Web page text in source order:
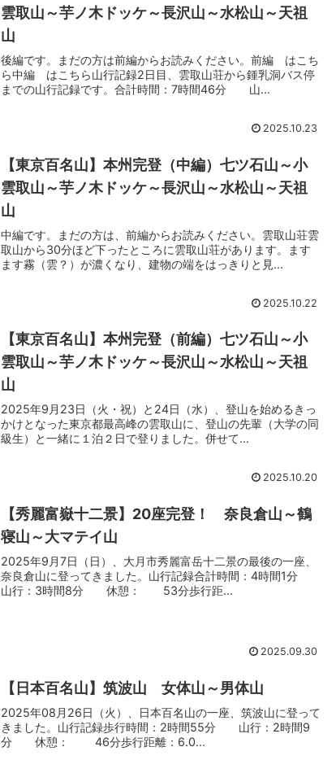
雲取山～芋ノ木ドッケ～長沢山～水松山～天祖
山
後編です。まだの方は前編からお読みください。前編 はこち
ら中編 はこちら山行記録2日目、雲取山荘から鍾乳洞バス停
までの山行記録です。合計時間：7時間46分 山...
2025.10.23
【東京百名山】本州完登（中編）七ツ石山～小
雲取山～芋ノ木ドッケ～長沢山～水松山～天祖
山
中編です。まだの方は、前編からお読みください。雲取山荘雲
取山から30分ほど下ったところに雲取山荘があります。ます
ます霧（雲？）が濃くなり、建物の端をはっきりと見...
2025.10.22
【東京百名山】本州完登（前編）七ツ石山～小
雲取山～芋ノ木ドッケ～長沢山～水松山～天祖
山
2025年9月23日（火・祝）と24日（水）、登山を始めるきっ
かけとなった東京都最高峰の雲取山に、登山の先輩（大学の同
級生）と一緒に１泊２日で登りました。併せて...
2025.10.20
【秀麗富嶽十二景】20座完登！ 奈良倉山～鶴
寝山～大マテイ山
2025年9月7日（日）、大月市秀麗富岳十二景の最後の一座、
奈良倉山に登ってきました。山行記録合計時間：4時間1分
山行：3時間8分 休憩： 53分歩行距...
2025.09.30
【日本百名山】筑波山 女体山～男体山
2025年08月26日（火）、日本百名山の一座、筑波山に登って
きました。山行記録歩行時間：2時間55分 山行：2時間9
分 休憩： 46分歩行距離：6.0...